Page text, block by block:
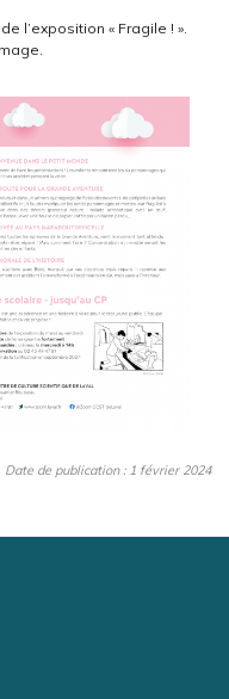
l’exposition « Fragile ! ».
Date de publication : 1 février 2024